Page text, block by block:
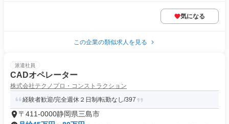
気になる
この企業の類似求人を見る
派遣社員
CADオペレーター
株式会社テクノプロ・コンストラクション
経験者歓迎/完全週休２日制/転勤なし/397
〒411-0000静岡県三島市